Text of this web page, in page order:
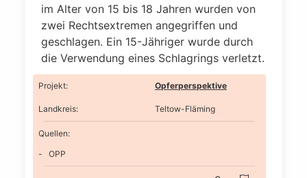
im Alter von 15 bis 18 Jahren wurden von
zwei Rechtsextremen angegriffen und
geschlagen. Ein 15-Jähriger wurde durch
die Verwendung eines Schlagrings verletzt.
Projekt: Opferperspektive
Landkreis: Teltow-Fläming
Quellen:
OPP